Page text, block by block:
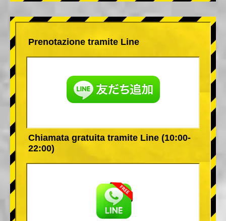
Prenotazione tramite Line
Chiamata gratuita tramite Line (10:00-
22:00)